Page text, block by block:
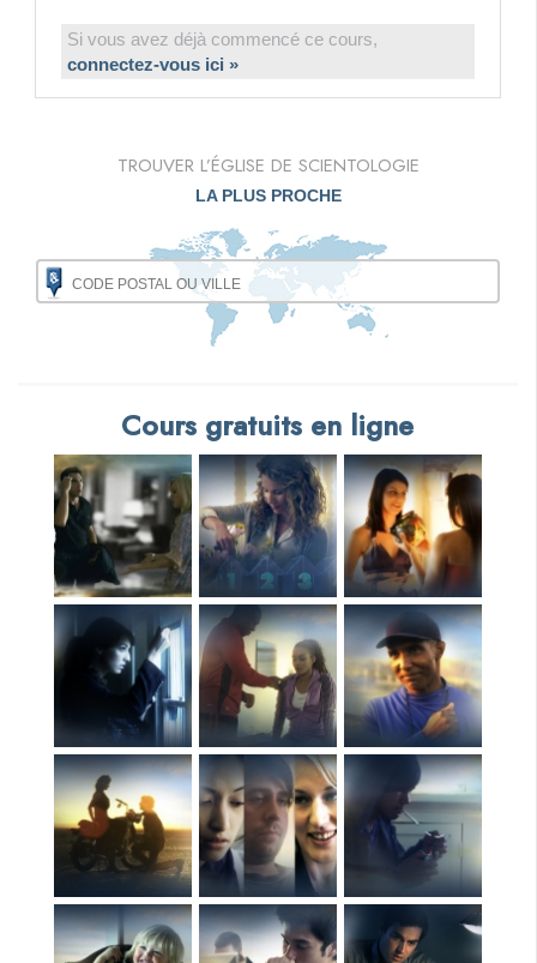
Si vous avez déjà commencé ce cours,
connectez-vous ici »
TROUVER L’ÉGLISE DE SCIENTOLOGIE
LA PLUS PROCHE
Cours gratuits en ligne